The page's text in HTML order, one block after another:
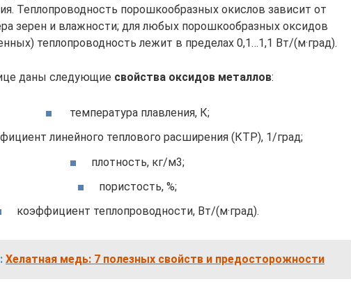
Теплопроводность порошкообразных окислов зависит от
зерен и влажности; для любых порошкообразных оксидов
теплопроводность лежит в пределах 0,1…1,1 Вт/(м·град).
даны следующие свойства оксидов металлов:
температура плавления, К;
линейного теплового расширения (КТР), 1/град;
плотность, кг/м3;
пористость, %;
коэффициент теплопроводности, Вт/(м·град).
Хелатная медь: 7 полезных свойств и предосторожности